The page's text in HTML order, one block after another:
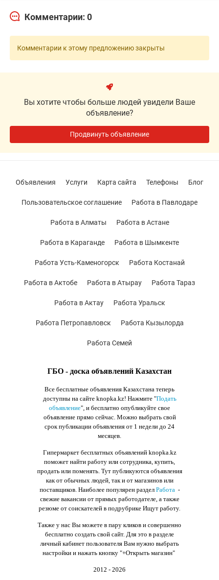
Комментарии: 0
Комментарии к этому предложению закрыты
Вы хотите чтобы больше людей увидели Ваше
объявление?
Продвинуть объявление
ГБО - доска объявлений Казахстан
Все бесплатные объявления Казахстана теперь
доступны на сайте knopka.kz! Нажмите "Подать
объявление", и бесплатно опубликуйте свое
объявление прямо сейчас. Можно выбрать свой
срок публикации объявления от 1 недели до 24
месяцев.
Гипермаркет бесплатных объявлений knopka.kz
поможет найти работу или сотрудника, купить,
продать или поменять. Тут публикуются объявления
как от обычных людей, так и от магазинов или
поставщиков. Наиболее популярен раздел Работа-
свежие вакансии от прямых работодателе, а также
резюме от соискателей в подрубрике Ищут работу.
Также у нас Вы можете в пару кликов и совершенно
бесплатно создать свой сайт. Для это в разделе
личный кабинет пользователя Вам нужно выбрать
настройки и нажать кнопку "+Открыть магазин"
2012 - 2026
Объявления Услуги Карта сайта Телефоны Блог
Пользовательское соглашение Работа в Павлодаре
Работа в Алматы Работа в Астане
Работа в Караганде Работа в Шымкенте
Работа Усть-Каменогорск Работа Костанай
Работа в Актобе Работа в Атырау Работа Тараз
Работа в Актау Работа Уральск
Работа Петропавловск Работа Кызылорда
Работа Семей